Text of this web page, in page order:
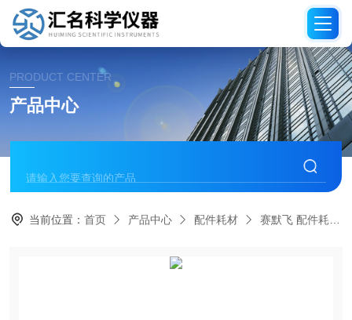
PRODUCT CENTER
产品中心
当前位置：首页 产品中心 配件耗材 赛默飞 配件耗材